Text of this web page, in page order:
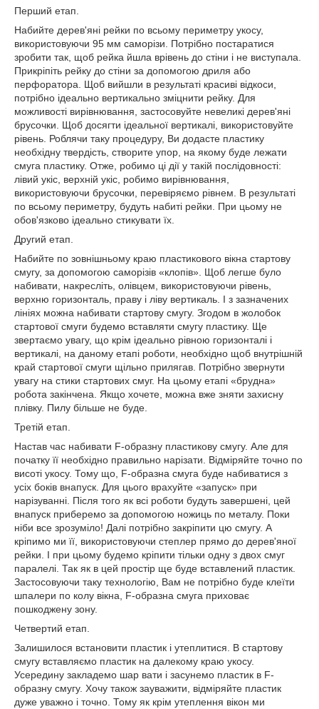
Перший етап.
Набийте дерев'яні рейки по всьому периметру укосу,
використовуючи 95 мм саморізи. Потрібно постаратися
зробити так, щоб рейка йшла врівень до стіни і не виступала.
Прикріпіть рейку до стіни за допомогою дриля або
перфоратора. Щоб вийшли в результаті красиві відкоси,
потрібно ідеально вертикально зміцнити рейку. Для
можливості вирівнювання, застосовуйте невеликі дерев'яні
брусочки. Щоб досягти ідеальної вертикалі, використовуйте
рівень. Роблячи таку процедуру, Ви додасте пластику
необхідну твердість, створите упор, на якому буде лежати
смуга пластику. Отже, робимо ці дії у такій послідовності:
лівий укіс, верхній укіс, робимо вирівнювання,
використовуючи брусочки, перевіряємо рівнем. В результаті
по всьому периметру, будуть набиті рейки. При цьому не
обов'язково ідеально стикувати їх.
Другий етап.
Набийте по зовнішньому краю пластикового вікна стартову
смугу, за допомогою саморізів «клопів». Щоб легше було
набивати, накресліть, олівцем, використовуючи рівень,
верхню горизонталь, праву і ліву вертикаль. І з зазначених
лініях можна набивати стартову смугу. Згодом в жолобок
стартової смуги будемо вставляти смугу пластику. Ще
звертаємо увагу, що крім ідеально рівною горизонталі і
вертикалі, на даному етапі роботи, необхідно щоб внутрішній
край стартової смуги щільно прилягав. Потрібно звернути
увагу на стики стартових смуг. На цьому етапі «брудна»
робота закінчена. Якщо хочете, можна вже зняти захисну
плівку. Пилу більше не буде.
Третій етап.
Настав час набивати F-образну пластикову смугу. Але для
початку її необхідно правильно нарізати. Відміряйте точно по
висоті укосу. Тому що, F-образна смуга буде набиватися з
усіх боків внапуск. Для цього врахуйте «запуск» при
нарізуванні. Після того як всі роботи будуть завершені, цей
внапуск приберемо за допомогою ножиць по металу. Поки
ніби все зрозуміло! Далі потрібно закріпити цю смугу. А
кріпимо ми її, використовуючи степлер прямо до дерев'яної
рейки. І при цьому будемо кріпити тільки одну з двох смуг
паралелі. Так як в цей простір ще буде вставлений пластик.
Застосовуючи таку технологію, Вам не потрібно буде клеїти
шпалери по колу вікна, F-образна смуга приховає
пошкоджену зону.
Четвертий етап.
Залишилося встановити пластик і утеплитися. В стартову
смугу вставляємо пластик на далекому краю укосу.
Усередину закладемо шар вати і засунемо пластик в F-
образну смугу. Хочу також зауважити, відміряйте пластик
дуже уважно і точно. Тому як крім утеплення вікон ми